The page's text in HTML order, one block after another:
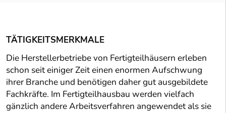
TÄTIGKEITSMERKMALE
Die Herstellerbetriebe von Fertigteilhäusern erleben
schon seit einiger Zeit einen enormen Aufschwung
ihrer Branche und benötigen daher gut ausgebildete
Fachkräfte. Im Fertigteilhausbau werden vielfach
gänzlich andere Arbeitsverfahren angewendet als sie